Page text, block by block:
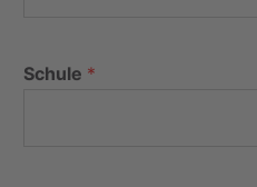
Schule *